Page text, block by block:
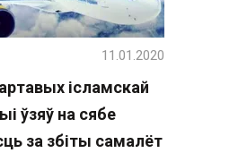
ісламскай
ўзяў на сябе
за збіты самалёт
11.01.2020